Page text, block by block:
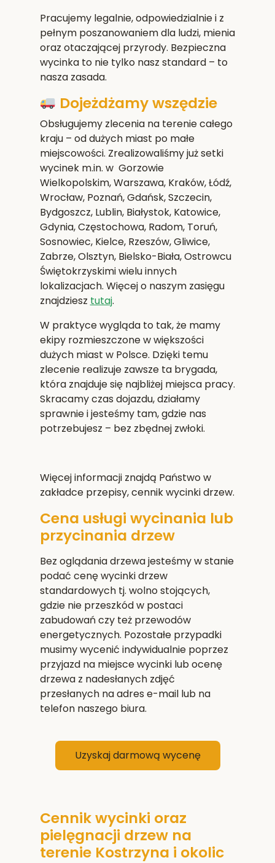
Pracujemy legalnie, odpowiedzialnie i z
pełnym poszanowaniem dla ludzi, mienia
oraz otaczającej przyrody. Bezpieczna
wycinka to nie tylko nasz standard – to
nasza zasada.
Dojeżdżamy wszędzie
Obsługujemy zlecenia na terenie całego
kraju – od dużych miast po małe
miejscowości. Zrealizowaliśmy już setki
wycinek m.in. w Gorzowie
Wielkopolskim,Warszawa, Kraków, Łódź,
Wrocław, Poznań, Gdańsk, Szczecin,
Bydgoszcz, Lublin, Białystok, Katowice,
Gdynia, Częstochowa, Radom, Toruń,
Sosnowiec, Kielce, Rzeszów, Gliwice,
Zabrze, Olsztyn, Bielsko-Biała, Ostrowcu
Świętokrzyskimi wielu innych
lokalizacjach. Więcej o naszym zasięgu
znajdziesz tutaj.
W praktyce wygląda to tak, że mamy
ekipy rozmieszczone w większości
dużych miast w Polsce. Dzięki temu
zlecenie realizuje zawsze ta brygada,
która znajduje się najbliżej miejsca pracy.
Skracamy czas dojazdu, działamy
sprawnie i jesteśmy tam, gdzie nas
potrzebujesz – bez zbędnej zwłoki.
Więcej informacji znajdą Państwo w
zakładce przepisy, cennik wycinki drzew.
Cena usługi wycinania lub
przycinania drzew
Bez oglądania drzewa jesteśmy w stanie
podać cenę wycinki drzew
standardowych tj. wolno stojących,
gdzie nie przeszkód w postaci
zabudowań czy też przewodów
energetycznych. Pozostałe przypadki
musimy wycenić indywidualnie poprzez
przyjazd na miejsce wycinki lub ocenę
drzewa z nadesłanych zdjęć
przesłanych na adres e-mail lub na
telefon naszego biura.
Uzyskaj darmową wycenę
Cennik wycinki oraz
pielęgnacji drzew na
terenie Kostrzyna i okolic